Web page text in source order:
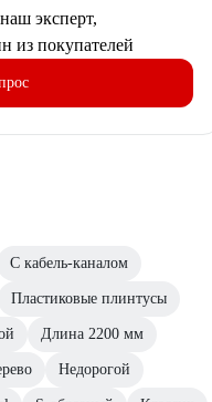
эксперт,
из покупателей
С кабель-каналом
Пластиковые плинтусы
Длина 2200 мм
Недорогой